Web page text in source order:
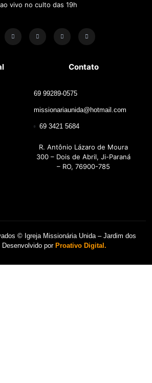
vivo no culto das 19h
Contato
69 99289-0575
missionariaunida@hotmail.com
69 3421 5684
R. Antônio Lázaro de Moura
300 – Dois de Abril, Ji-Paraná
– RO, 76900-785
© Igreja Missionária Unida – Jardim dos
Desenvolvido por Proativo Digital.